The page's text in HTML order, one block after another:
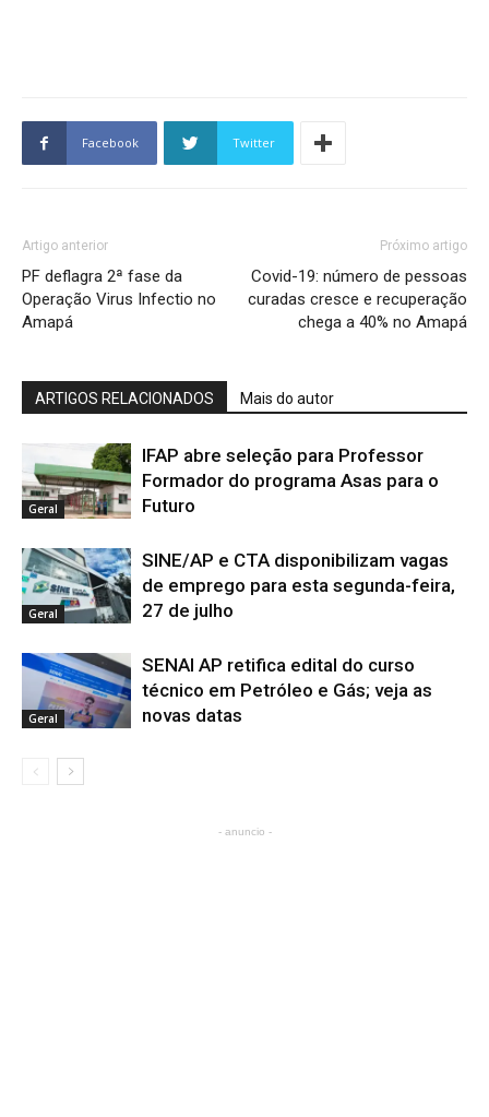
Facebook Twitter
Artigo anterior
PF deflagra 2ª fase da
Operação Virus Infectio no
Amapá
Próximo artigo
Covid-19: número de pessoas
curadas cresce e recuperação
chega a 40% no Amapá
ARTIGOS RELACIONADOS Mais do autor
Geral
IFAP abre seleção para Professor
Formador do programa Asas para o
Futuro
Geral
SINE/AP e CTA disponibilizam vagas
de emprego para esta segunda-feira,
27 de julho
Geral
SENAI AP retifica edital do curso
técnico em Petróleo e Gás; veja as
novas datas
- anuncio -